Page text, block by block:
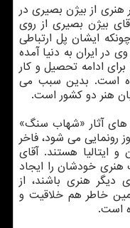
هنری از بیژن بصیری در
بیژن بصیری از روی
ایشان پل ارتباطی
در ایران به دنیا آمده
ادامه تحصیل و كار
است. بدین سبب می
هنر دو كشور است.
های آثار «شهاب سنگ»
رونمایی می شود، فاخر
و ایتالیا هستند. آقای
خودشان را ایجاد
هنری باشند، از
خاطر هم خلاقیت و
است.